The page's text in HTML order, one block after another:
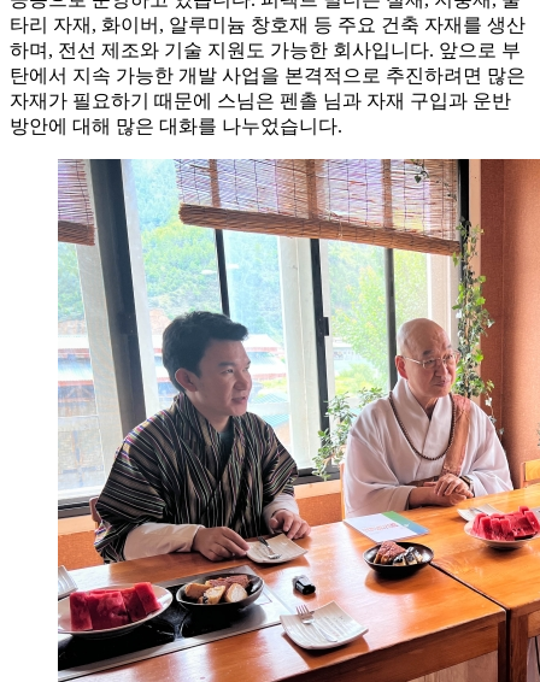
타리 자재, 화이버, 알루미늄 창호재 등 주요 건축 자재를 생산
하며, 전선 제조와 기술 지원도 가능한 회사입니다. 앞으로 부
탄에서 지속 가능한 개발 사업을 본격적으로 추진하려면 많은
자재가 필요하기 때문에 스님은 펜촐 님과 자재 구입과 운반
방안에 대해 많은 대화를 나누었습니다.